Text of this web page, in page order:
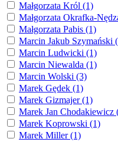
Małgorzata Król (1)
Małgorzata Okrafka-
Małgorzata Pabis (1)
Marcin Jakub Szymański
Marcin Ludwicki (1)
Marcin Niewalda (1)
Marcin Wolski (3)
Marek Gędek (1)
Marek Gizmajer (1)
Marek Jan Chodakiewicz
Marek Koprowski (1)
Marek Miller (1)